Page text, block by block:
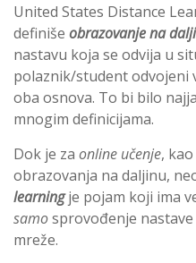
United States Distance
definiše obrazovanje na
nastavu koja se odvija u
polaznik/student
oba osnova. To bi bilo
mnogim definicijama.
Dok je za online učenje,
obrazovanja na daljinu,
learning je pojam koji ima
samosprovođenje
mreže.